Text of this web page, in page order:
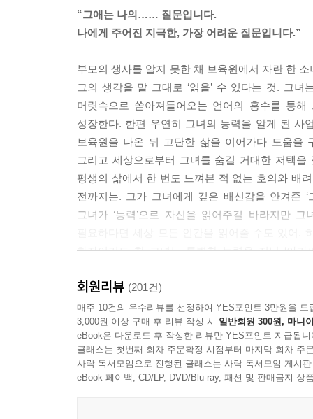
그 비극을 견디는 게 인생의 거의 전부야.
--- p.302
그러나 당신들도 일하다보면 알고 계실 텐데요,
--- p.323
상처 없는 관계라는 게 일찍이 존재나 하는 것인
걸 더는 알지 못하게 되었다. 상처는 필연이고 용
해서만 다가갈 수 있는 대상이, 세상에는 있는지도
--- p.344
“그애는 나의…… 질문입니다.
나에게 주어진 지극한, 가장 어려운 질문입니다.”
부모의 생사를 알지 못한 채 보육원에서 자란 한
그의 생각을 말 그대로 ‘읽을’ 수 있다는 것. 그
머릿속으로 쏟아져들어오는 언어의 홍수를 통
성장한다. 한편 우연히 그녀의 능력을 알게 된 사
보육원을 나온 뒤 고단한 삶을 이어가다 도움을
그리고 세상으로부터 그녀를 숨길 거대한 저택
평생의 삶에서 한 번도 느껴본 적 없는 호의와 배
전까지는. 그가 그녀에게 깊은 배신감을 안겨준
그녀가 ‘능력’으로 자신을 읽어주길 바라지만
화자이기도 한 그녀는 특별한 능력을 지닌 ‘아가
“비극보다는 희극이 좋아?”
“뭐든 상관없지 않나요. 어차피 다 거짓말이니까.”
접촉을 통해 타인의 마음을 읽을 수 있는 신비로
로맨스의 외피를 두른 『절창』의 이야기를 홀
회원리뷰 (201건)
매주 10건의 우수리뷰를 선정하여 YES포인트 3만원을 드
3,000원 이상 구매 후 리뷰 작성 시 일반회원 300원, 마니
eBook은 다운로드 후 작성한 리뷰만 YES포인트 지급됩니
클래스는 첫번째 회차 주문확정 시점부터 마지막 회차 주
사락 독서모임으로 진행된 클래스는 사락 독서모임 게시
eBook 페이백, CD/LP, DVD/Blu-ray, 패션 및 판매금지 상